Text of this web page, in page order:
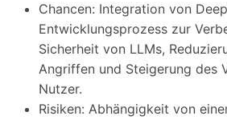
Chancen: Integration von
Entwicklungsprozess zur
Sicherheit von LLMs,
Angriffen und Steigerung des
Nutzer.
Risiken: Abhängigkeit von